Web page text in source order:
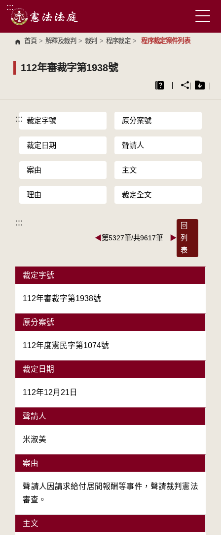
跳到主要內容區塊
:::
首頁 > 解釋及裁判 > 裁判 > 程序裁定 > 程序裁定案件列表
112年審裁字第1938號
::: 裁定字號 原分案號
裁定日期 聲請人
案由 主文
理由 裁定全文
:::
◀第5327筆/共9617筆 ▶
回
列
表
裁定字號
112年審裁字第1938號
原分案號
112年度憲民字第1074號
裁定日期
112年12月21日
聲請人
米淑美
案由
聲請人因請求給付居間報酬等事件，聲請裁判憲法
審查。
主文